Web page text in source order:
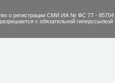
о регистрации СМИ ИА № ФС 77 - 85704
с обязательной гиперссылкой